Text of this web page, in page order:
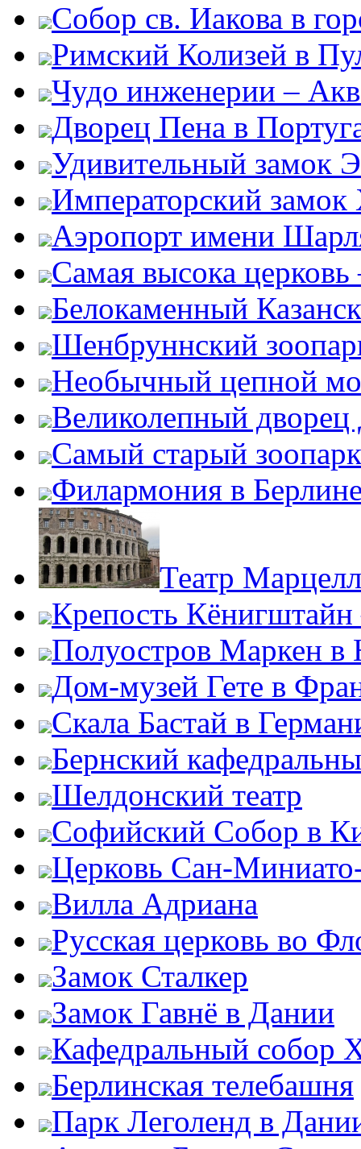
Собор св. Иакова в
Римский Колизей в
Чудо инженерии –
Дворец Пена в
Удивительный замок
Императорский замок
Аэропорт имени
Самая высока
Белокаменный
Шенбруннский
Необычный цепной
Великолепный дворец
Самый старый
Филармония в
Театр
Крепость Кёнигштайн
Полуостров Маркен в
Дом-музей Гете в
Скала Бастай в
Бернский
Шелдонский театр
Софийский Собор в
Церковь Сан-
Вилла Адриана
Русская церковь во
Замок Сталкер
Замок Гавнё в Дании
Кафедральный собор
Берлинская телебашня
Парк Леголенд в